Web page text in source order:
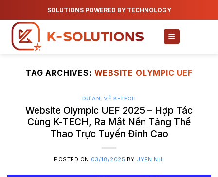
to
content
SOLUTIONS POWERED BY TECHNOLOGY
TAG ARCHIVES: WEBSITE OLYMPIC UEF
DỰ ÁN,VỀ K-TECH
Website Olympic UEF 2025 – Hợp Tác
Cùng K-TECH, Ra Mắt Nền Tảng Thể
Thao Trực Tuyến Đỉnh Cao
POSTED ON 03/18/2025 BY UYÊN NHI